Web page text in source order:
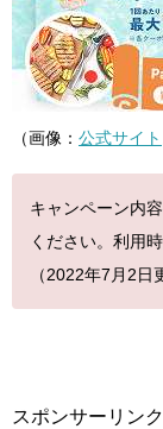
（画像： 公式サイト
キャンペーン内
ください。利用
（2022年7月2日
スポンサーリンク